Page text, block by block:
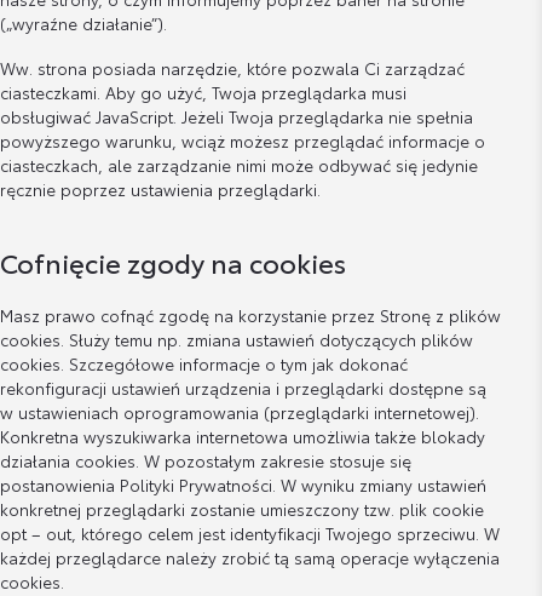
(„wyraźne działanie”).
Ww. strona posiada narzędzie, które pozwala Ci zarządzać
ciasteczkami. Aby go użyć, Twoja przeglądarka musi
obsługiwać JavaScript. Jeżeli Twoja przeglądarka nie spełnia
powyższego warunku, wciąż możesz przeglądać informacje o
ciasteczkach, ale zarządzanie nimi może odbywać się jedynie
ręcznie poprzez ustawienia przeglądarki.
Cofnięcie zgody na cookies
Masz prawo cofnąć zgodę na korzystanie przez Stronę z plików
cookies. Służy temu np. zmiana ustawień dotyczących plików
cookies. Szczegółowe informacje o tym jak dokonać
rekonfiguracji ustawień urządzenia i przeglądarki dostępne są
w ustawieniach oprogramowania (przeglądarki internetowej).
Konkretna wyszukiwarka internetowa umożliwia także blokady
działania cookies. W pozostałym zakresie stosuje się
postanowienia Polityki Prywatności. W wyniku zmiany ustawień
konkretnej przeglądarki zostanie umieszczony tzw. plik cookie
opt – out, którego celem jest identyfikacji Twojego sprzeciwu. W
każdej przeglądarce należy zrobić tą samą operacje wyłączenia
cookies.